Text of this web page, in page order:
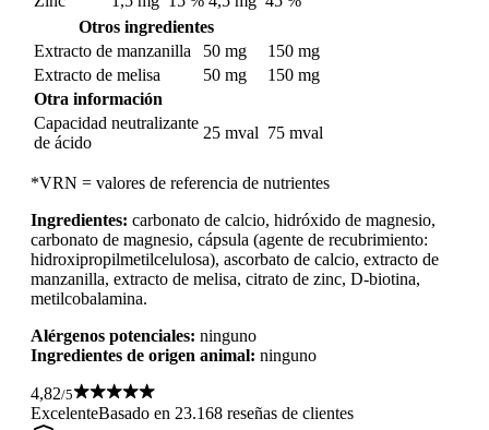
Otros ingredientes
Extracto de manzanilla
50 mg
150 mg
Extracto de melisa
50 mg
150 mg
Otra información
Capacidad neutralizante
de ácido
25 mval 75 mval
*VRN = valores de referencia de nutrientes
Ingredientes: carbonato de calcio, hidróxido de magnesio,
carbonato de magnesio, cápsula (agente de recubrimiento:
hidroxipropilmetilcelulosa), ascorbato de calcio, extracto de
manzanilla, extracto de melisa, citrato de zinc, D-biotina,
metilcobalamina.
Alérgenos potenciales: ninguno
Ingredientes de origen animal: ninguno
4,82/5
ExcelenteBasado en 23.168 reseñas de clientes